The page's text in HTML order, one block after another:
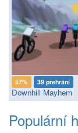
57% 39 přehrání
Downhill Mayhem
Populární